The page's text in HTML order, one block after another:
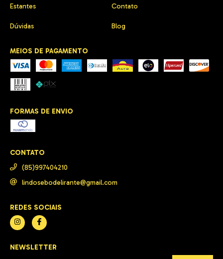
Estantes Contato
Dúvidas Blog
MEIOS DE PAGAMENTO
FORMAS DE ENVIO
CONTATO
(85)997404210
lindosebodelirante@gmail.com
REDES SOCIAIS
NEWSLETTER